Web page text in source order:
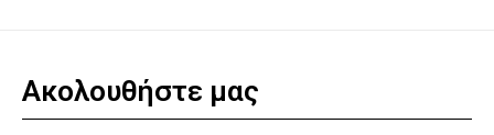
Ακολουθήστε μας